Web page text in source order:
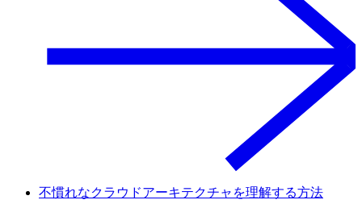
不慣れなクラウドアーキテクチャを理解する方法